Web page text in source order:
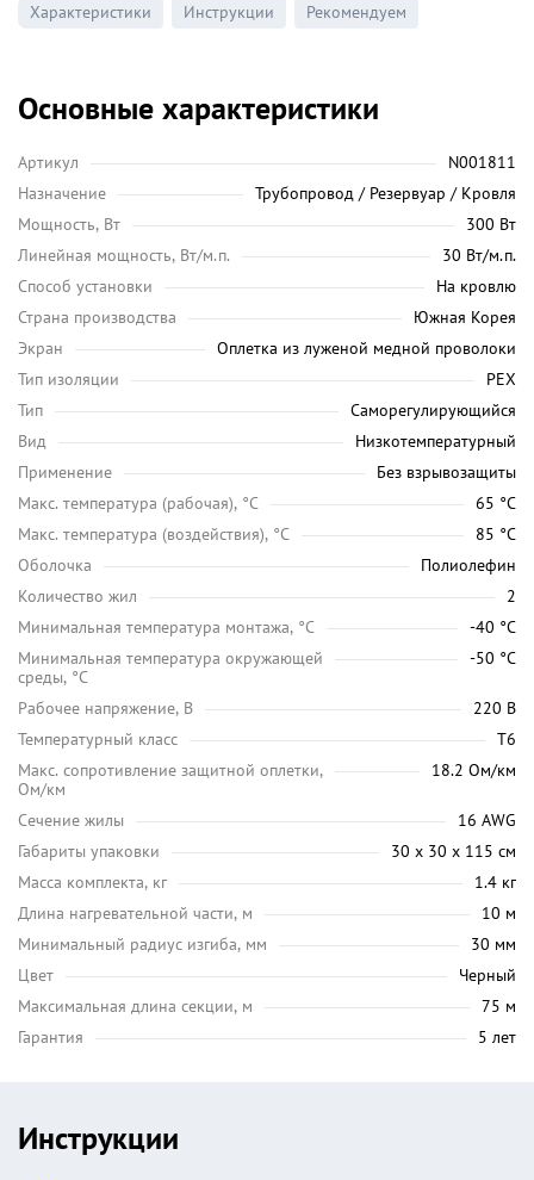
Характеристики Инструкции Рекомендуем
Основные характеристики
Артикул
N001811
Назначение
Трубопровод / Резервуар / Кровля
Мощность, Вт
300 Вт
Линейная мощность, Вт/м.п.
30 Вт/м.п.
Способ установки
На кровлю
Страна производства
Южная Корея
Экран
Оплетка из луженой медной проволоки
Тип изоляции
PEX
Тип
Саморегулирующийся
Вид
Низкотемпературный
Применение
Без взрывозащиты
Maкс. температура (рабочая), °C
65 °C
Макс. температура (воздействия), °C
85 °C
Оболочка
Полиолефин
Количество жил
2
Минимальная температура монтажа, °C
-40 °C
Минимальная температура окружающей
среды, °C
-50 °C
Рабочее напряжение, В
220 В
Температурный класс
Т6
Макс. сопротивление защитной оплетки,
Ом/км
18.2 Ом/км
Сечение жилы
16 AWG
Габариты упаковки
30 х 30 х 115 см
Масса комплекта, кг
1.4 кг
Длина нагревательной части, м
10 м
Минимальный радиус изгиба, мм
30 мм
Цвет
Черный
Максимальная длина секции, м
75 м
Гарантия
5 лет
Инструкции